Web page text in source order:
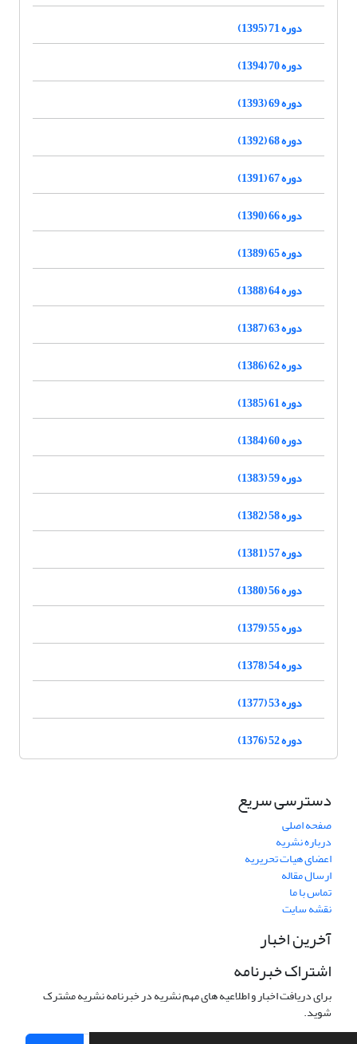
دوره 71 (1395)
دوره 70 (1394)
دوره 69 (1393)
دوره 68 (1392)
دوره 67 (1391)
دوره 66 (1390)
دوره 65 (1389)
دوره 64 (1388)
دوره 63 (1387)
دوره 62 (1386)
دوره 61 (1385)
دوره 60 (1384)
دوره 59 (1383)
دوره 58 (1382)
دوره 57 (1381)
دوره 56 (1380)
دوره 55 (1379)
دوره 54 (1378)
دوره 53 (1377)
دوره 52 (1376)
دسترسی سریع
صفحه اصلی
درباره نشریه
اعضای هیات تحریریه
ارسال مقاله
تماس با ما
نقشه سایت
آخرین اخبار
اشتراک خبرنامه
برای دریافت اخبار و اطلاعیه های مهم نشریه در خبرنامه نشریه مشترک
شوید.